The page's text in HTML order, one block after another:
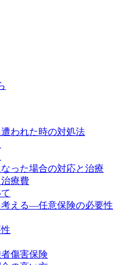
われた時の対処法
った場合の対応と治療
療費
える—任意保険の必要性
傷害保険